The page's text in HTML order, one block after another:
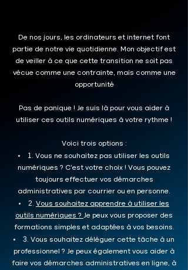
De nos jours, les ordinateurs et internet font
partie de notre vie quotidienne. Mon objectif est
de veiller à ce que cette transition ne soit pas
vécue comme une contrainte, mais comme une
opportunité
Pas de panique ! Je suis là pour vous aider à
utiliser ces outils numériques à votre rythme !
Voici trois options :
1. Vous ne souhaitez pas utiliser les outils
numériques ? C'est votre choix ! Vous pouvez
toujours effectuer vos démarches
administratives par courrier ou en personne.
2. Vous souhaitez apprendre à utiliser les
outils numériques ? Je peux vous proposer des
formations simples et adaptées à vos besoins.
3. Vous souhaitez déléguer cette tâche à un
professionnel ? Je peux également vous aider à
faire vos démarches administratives en ligne, à